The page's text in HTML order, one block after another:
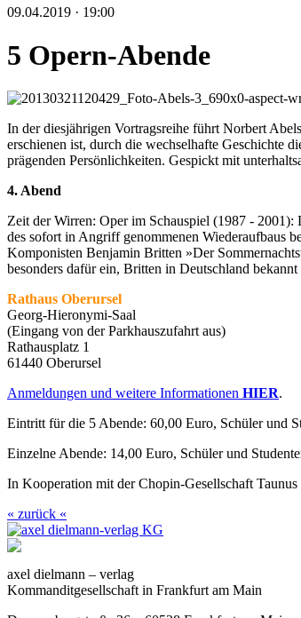
09.04.2019 · 19:00
5 Opern-Abende
In der diesjährigen Vortragsreihe führt Norbert
erschienen ist, durch die wechselhafte Geschichte
prägenden Persönlichkeiten. Gespickt mit
4. Abend
Zeit der Wirren: Oper im Schauspiel (1987 - 2001):
des sofort in Angriff genommenen Wiederaufbaus
Komponisten Benjamin Britten »Der
besonders dafür ein, Britten in Deutschland
Rathaus Oberursel
Georg-Hieronymi-Saal
(Eingang von der Parkhauszufahrt aus)
Rathausplatz 1
61440 Oberursel
Anmeldungen und weitere Informationen HIER.
Eintritt für die 5 Abende: 60,00 Euro, Schüler und
Einzelne Abende: 14,00 Euro, Schüler und
In Kooperation mit der Chopin-Gesellschaft Taunus
« zurück «
axel dielmann – verlag
Kommanditgesellschaft in Frankfurt am Main